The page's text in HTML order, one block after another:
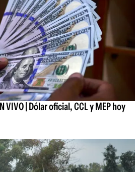
VIVO | Dólar oficial, CCL y MEP hoy